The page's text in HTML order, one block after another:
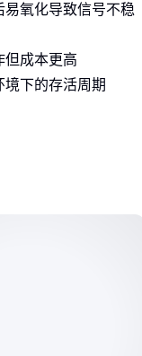
氧化导致信号不稳
但成本更高
境下的存活周期
对密封性、耐腐蚀